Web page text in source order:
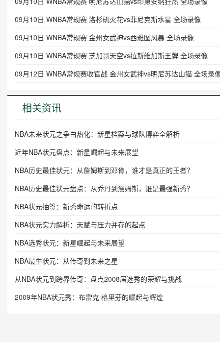
09月10日 WNBA常规赛 洛杉矶火花vs菲尼克斯水星 全场录像
09月10日 WNBA常规赛 金州女武神vs西雅图风暴 全场录像
09月10日 WNBA常规赛 芝加哥天空vs拉斯维加斯王牌 全场录像
09月12日 WNBA常规赛收官战 金州女武神vs明尼苏达山猫 全场录
相关资讯
NBA未来状元之争白热化：新星档案与球队博弈全解析
近年NBA状元盘点：新星崛起与未来展望
NBA历史最佳状元：从詹姆斯到邓肯，谁才是真正的王者？
NBA历史最佳状元盘点：从乔丹到詹姆斯，谁是最强新秀？
NBA状元抽签：新秀命运的转折点
NBA状元实力解析：天赋与压力并存的起点
NBA选秀状元：新星崛起与未来展望
NBA最牛状元：从传奇到未来之星
从NBA状元到跨界传奇：盘点2008届选秀的荣耀与挑战
2009年NBA状元秀：布雷克·格里芬的崛起与辉煌